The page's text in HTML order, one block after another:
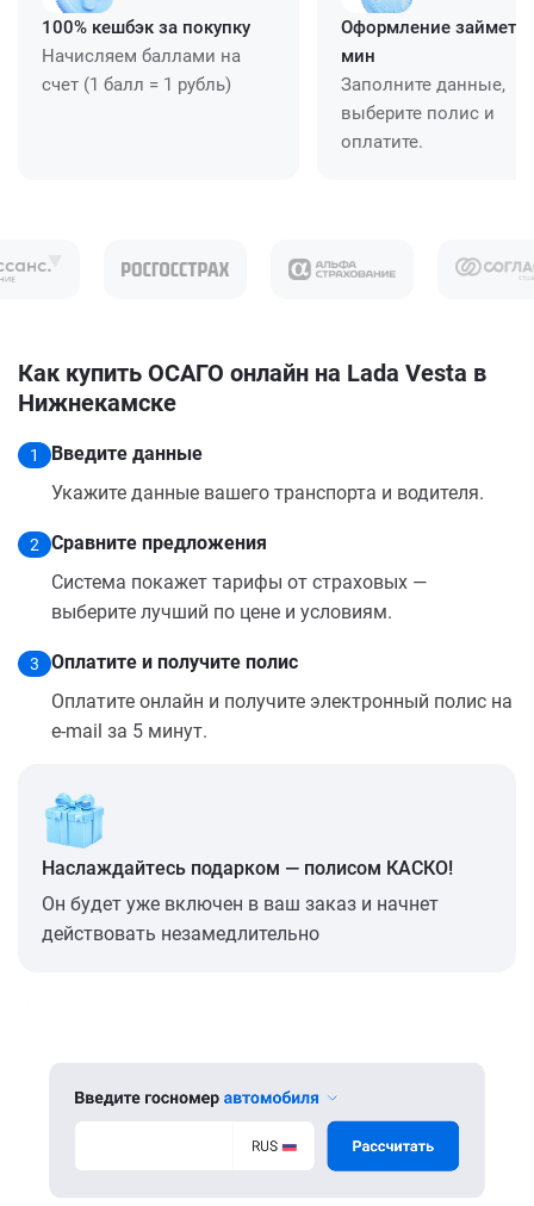
100% кешбэк за покупку
Начисляем баллами на
счет (1 балл = 1 рубль)
Оформление займет
мин
Заполните данные,
выберите полис и
оплатите.
Как купить ОСАГО онлайн на Lada Vesta в
Нижнекамске
1
Введите данные
Укажите данные вашего транспорта и водителя.
2
Сравните предложения
Система покажет тарифы от страховых —
выберите лучший по цене и условиям.
3
Оплатите и получите полис
Оплатите онлайн и получите электронный полис на
e-mail за 5 минут.
Наслаждайтесь подарком — полисом КАСКО!
Он будет уже включен в ваш заказ и начнет
действовать незамедлительно